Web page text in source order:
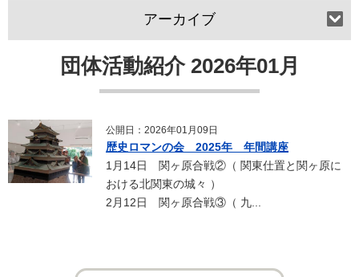
団体活動紹介 2026年01月
公開日：2026年01月09日
歴史ロマンの会 2025年 年間講座
1月14日 関ヶ原合戦②（ 関東仕置と関ヶ原に
おける北関東の城々 ）
2月12日 関ヶ原合戦③（ 九...
アーカイブ